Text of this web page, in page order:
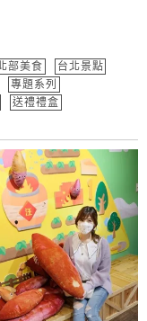
部美食
台北景點
專題系列
送禮禮盒